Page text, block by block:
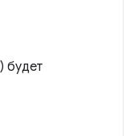
) будет